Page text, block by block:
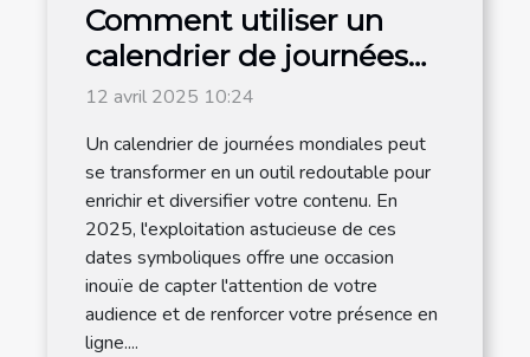
Comment utiliser un
calendrier de journées
mondiales pour
dynamiser votre
contenu en 2025
12 avril 2025 10:24
Un calendrier de journées mondiales peut
se transformer en un outil redoutable pour
enrichir et diversifier votre contenu. En
2025, l'exploitation astucieuse de ces
dates symboliques offre une occasion
inouïe de capter l'attention de votre
audience et de renforcer votre présence en
ligne....